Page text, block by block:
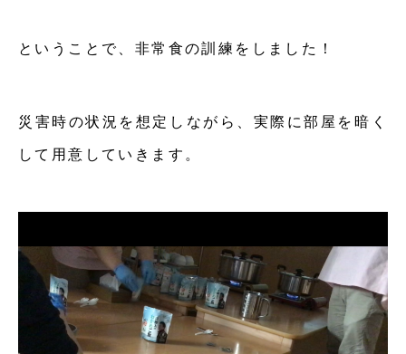
ということで、非常食の訓練をしました！
災害時の状況を想定しながら、実際に部屋を暗く
して用意していきます。